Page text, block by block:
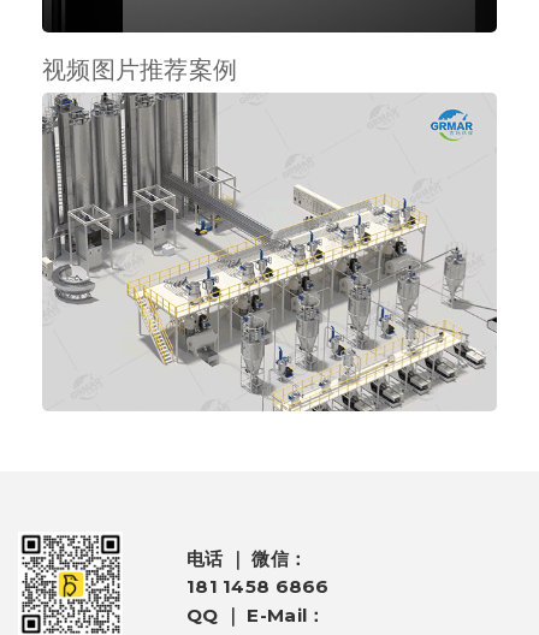
视频图片推荐案例
电话 ｜ 微信：
181 1458 6866
QQ ｜ E-Mail：